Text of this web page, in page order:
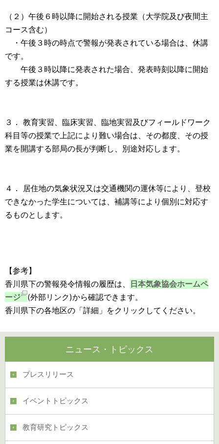
（２）午後６時以降に開始される授業（大学院及び夜間主
コース含む）
・午後３時の時点で警報が発表されている場合は、休講
です。
午後３時以降に発表された場合、発表時刻以降に開始
する授業は休講です。
３． 教育実習、臨床実習、臨地実習及びフィールドワーク
科目等の授業で上記により難い場合は、その都度、その授
業を開講する部局の長が判断し、別途対応します。
４． 居住地の気象状況又は交通機関の運休等により、登校
できなかった学生については、補講等により個別に対応す
るものとします。
【参考】
香川県下の警報発令情報の履歴は、
日本気象協会ホームペ
ージ
(外部リンク)から確認できます。
香川県下の各地区の「詳細」をクリックしてください。
ニュース・トピックス
プレスリリース
イベントトピックス
教育研究トピックス